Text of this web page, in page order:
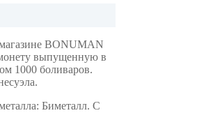
BONUMAN
выпущенную в
1000 боливаров.
Биметалл. С